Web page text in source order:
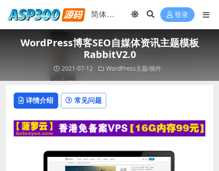
登录
WordPress博客SEO自媒体资讯主题模板
RabbitV2.0
2021-07-12 WordPress主题/插件
详情介绍 常见问题